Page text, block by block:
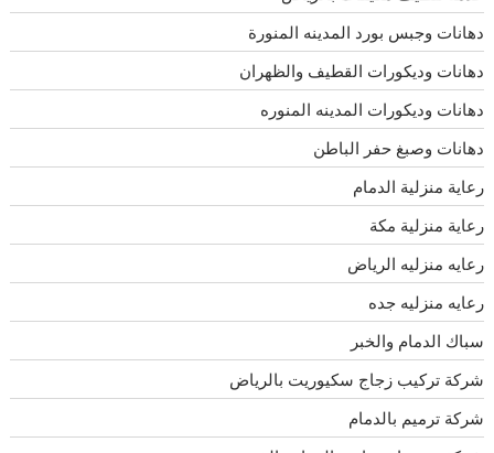
دهانات وجبس بورد المدينه المنورة
دهانات وديكورات القطيف والظهران
دهانات وديكورات المدينه المنوره
دهانات وصبغ حفر الباطن
رعاية منزلية الدمام
رعاية منزلية مكة
رعايه منزليه الرياض
رعايه منزليه جده
سباك الدمام والخبر
شركة تركيب زجاج سكيوريت بالرياض
شركة ترميم بالدمام